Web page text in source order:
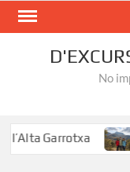
Skip
No
Garrotxa